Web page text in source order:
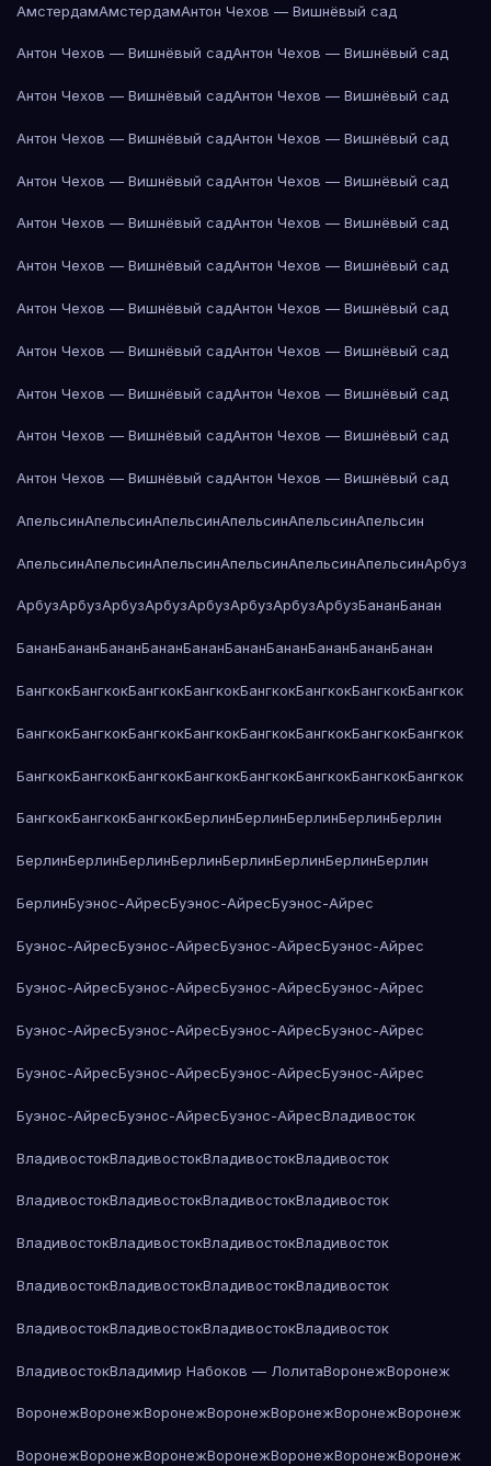
АмстердамАмстердамАнтон Чехов — Вишнёвый сад
Антон Чехов — Вишнёвый садАнтон Чехов — Вишнёвый сад
Антон Чехов — Вишнёвый садАнтон Чехов — Вишнёвый сад
Антон Чехов — Вишнёвый садАнтон Чехов — Вишнёвый сад
Антон Чехов — Вишнёвый садАнтон Чехов — Вишнёвый сад
Антон Чехов — Вишнёвый садАнтон Чехов — Вишнёвый сад
Антон Чехов — Вишнёвый садАнтон Чехов — Вишнёвый сад
Антон Чехов — Вишнёвый садАнтон Чехов — Вишнёвый сад
Антон Чехов — Вишнёвый садАнтон Чехов — Вишнёвый сад
Антон Чехов — Вишнёвый садАнтон Чехов — Вишнёвый сад
Антон Чехов — Вишнёвый садАнтон Чехов — Вишнёвый сад
Антон Чехов — Вишнёвый садАнтон Чехов — Вишнёвый сад
АпельсинАпельсинАпельсинАпельсинАпельсинАпельсин
АпельсинАпельсинАпельсинАпельсинАпельсинАпельсинАрбуз
АрбузАрбузАрбузАрбузАрбузАрбузАрбузАрбузБананБанан
БананБананБананБананБананБананБананБананБананБанан
БангкокБангкокБангкокБангкокБангкокБангкокБангкокБангкок
БангкокБангкокБангкокБангкокБангкокБангкокБангкокБангкок
БангкокБангкокБангкокБангкокБангкокБангкокБангкокБангкок
БангкокБангкокБангкокБерлинБерлинБерлинБерлинБерлин
БерлинБерлинБерлинБерлинБерлинБерлинБерлинБерлин
БерлинБуэнос-АйресБуэнос-АйресБуэнос-Айрес
Буэнос-АйресБуэнос-АйресБуэнос-АйресБуэнос-Айрес
Буэнос-АйресБуэнос-АйресБуэнос-АйресБуэнос-Айрес
Буэнос-АйресБуэнос-АйресБуэнос-АйресБуэнос-Айрес
Буэнос-АйресБуэнос-АйресБуэнос-АйресБуэнос-Айрес
Буэнос-АйресБуэнос-АйресБуэнос-АйресВладивосток
ВладивостокВладивостокВладивостокВладивосток
ВладивостокВладивостокВладивостокВладивосток
ВладивостокВладивостокВладивостокВладивосток
ВладивостокВладивостокВладивостокВладивосток
ВладивостокВладивостокВладивостокВладивосток
ВладивостокВладимир Набоков — ЛолитаВоронежВоронеж
ВоронежВоронежВоронежВоронежВоронежВоронежВоронеж
ВоронежВоронежВоронежВоронежВоронежВоронежВоронеж